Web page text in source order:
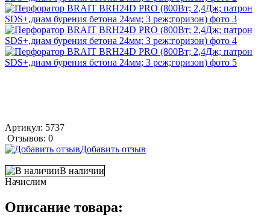
Артикул: 5737
Отзывов: 0
Добавить отзыв
В наличии
Начислим
Описание товара: